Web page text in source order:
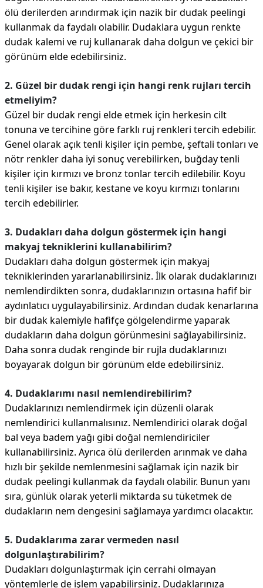
ölü derilerden arındırmak için nazik bir dudak peelingi
kullanmak da faydalı olabilir. Dudaklara uygun renkte
dudak kalemi ve ruj kullanarak daha dolgun ve çekici bir
görünüm elde edebilirsiniz.
2. Güzel bir dudak rengi için hangi renk rujları tercih
etmeliyim?
Güzel bir dudak rengi elde etmek için herkesin cilt
tonuna ve tercihine göre farklı ruj renkleri tercih edebilir.
Genel olarak açık tenli kişiler için pembe, şeftali tonları ve
nötr renkler daha iyi sonuç verebilirken, buğday tenli
kişiler için kırmızı ve bronz tonlar tercih edilebilir. Koyu
tenli kişiler ise bakır, kestane ve koyu kırmızı tonlarını
tercih edebilirler.
3. Dudakları daha dolgun göstermek için hangi
makyaj tekniklerini kullanabilirim?
Dudakları daha dolgun göstermek için makyaj
tekniklerinden yararlanabilirsiniz. İlk olarak dudaklarınızı
nemlendirdikten sonra, dudaklarınızın ortasına hafif bir
aydınlatıcı uygulayabilirsiniz. Ardından dudak kenarlarına
bir dudak kalemiyle hafifçe gölgelendirme yaparak
dudakların daha dolgun görünmesini sağlayabilirsiniz.
Daha sonra dudak renginde bir rujla dudaklarınızı
boyayarak dolgun bir görünüm elde edebilirsiniz.
4. Dudaklarımı nasıl nemlendirebilirim?
Dudaklarınızı nemlendirmek için düzenli olarak
nemlendirici kullanmalısınız. Nemlendirici olarak doğal
bal veya badem yağı gibi doğal nemlendiriciler
kullanabilirsiniz. Ayrıca ölü derilerden arınmak ve daha
hızlı bir şekilde nemlenmesini sağlamak için nazik bir
dudak peelingi kullanmak da faydalı olabilir. Bunun yanı
sıra, günlük olarak yeterli miktarda su tüketmek de
dudakların nem dengesini sağlamaya yardımcı olacaktır.
5. Dudaklarıma zarar vermeden nasıl
dolgunlaştırabilirim?
Dudakları dolgunlaştırmak için cerrahi olmayan
yöntemlerle de işlem yapabilirsiniz. Dudaklarınıza